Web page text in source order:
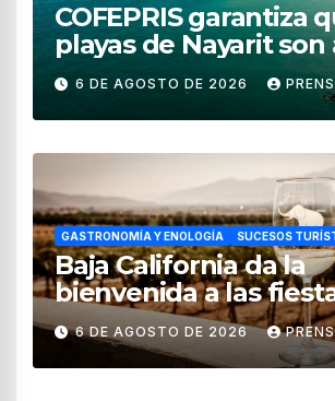
COFEPRIS garantiza
playas de Nayarit son
para uso recreativo
6 DE AGOSTO DE 2026
GASTRONOMÍA Y ENOLOGÍA SUCESOS
Baja California da la
bienvenida a las
vendimia 2026
6 DE AGOSTO DE 2026